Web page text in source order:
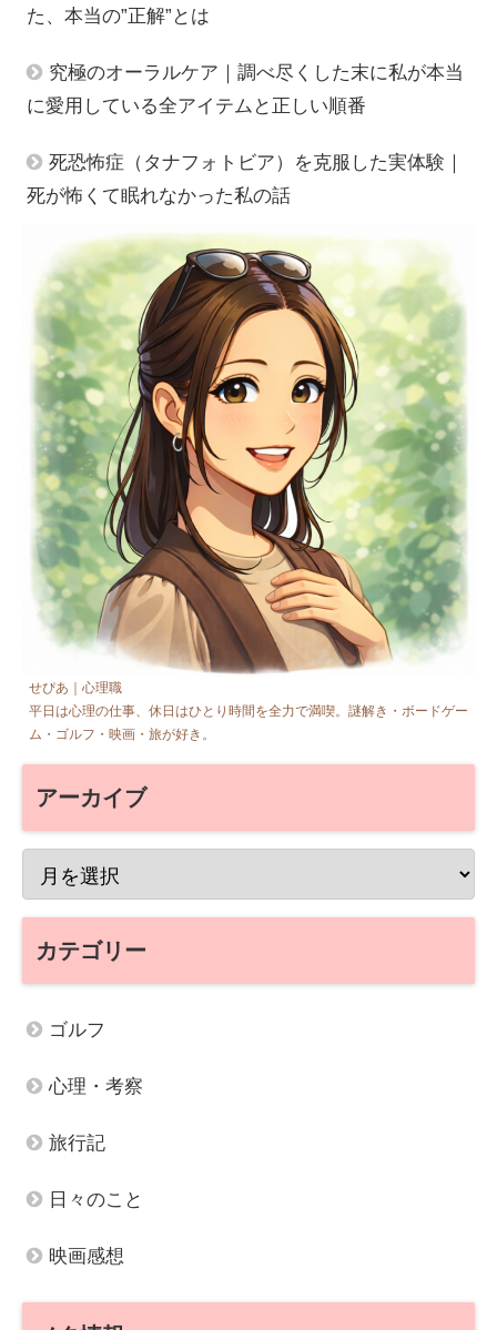
た、本当の”正解”とは
究極のオーラルケア｜調べ尽くした末に私が本当
に愛用している全アイテムと正しい順番
死恐怖症（タナフォトビア）を克服した実体験｜
死が怖くて眠れなかった私の話
せぴあ｜心理職
平日は心理の仕事、休日はひとり時間を全力で満喫。謎解き・ボードゲー
ム・ゴルフ・映画・旅が好き。
アーカイブ
カテゴリー
ゴルフ
心理・考察
旅行記
日々のこと
映画感想